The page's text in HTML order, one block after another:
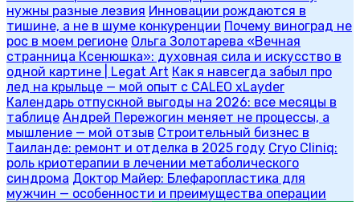
нужны разные лезвия Инновации рождаются в
тишине, а не в шуме конкуренции Почему виноград не
рос в моем регионе Ольга Золотарева «Вечная
странница Ксенюшка»: духовная сила и искусство в
одной картине | Legat Art Как я навсегда забыл про
лед на крыльце — мой опыт с CALEO xLayder
Календарь отпускной выгоды на 2026: все месяцы в
таблице Андрей Пережогин меняет не процессы, а
мышление — мой отзыв Строительный бизнес в
Таиланде: ремонт и отделка в 2025 году Cryo Cliniq:
роль криотерапии в лечении метаболического
синдрома Доктор Майер: Блефаропластика для
мужчин — особенности и преимущества операции